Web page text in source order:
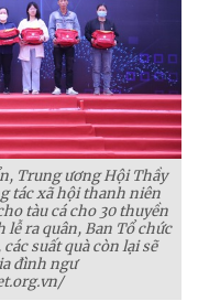
Trung ương Hội Thầy
tác xã hội thanh niên
tàu cá cho 30 thuyền
ra quân, Ban Tổ chức
suất quà còn lại sẽ
đình ngư